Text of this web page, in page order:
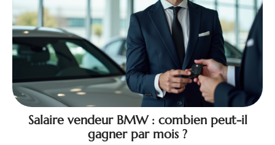
Salaire vendeur BMW : combien peut-il
gagner par mois ?